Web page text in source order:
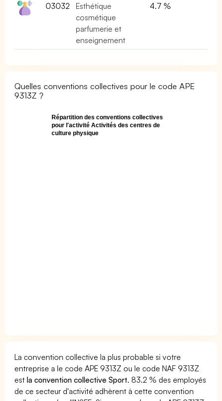
03032
Esthétique
cosmétique
parfumerie et
enseignement
4.7 %
Quelles conventions collectives pour le code APE
9313Z ?
Répartition des conventions collectives
pour l'activité Activités des centres de
culture physique
La convention collective la plus probable si votre
entreprise a le code APE 9313Z ou le code NAF 9313Z
estla convention collective Sport. 83.2 % des employés
de ce secteur d'activité adhèrent à cette convention